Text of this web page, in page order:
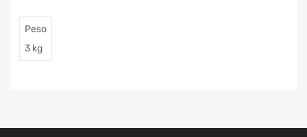
Peso
3 kg